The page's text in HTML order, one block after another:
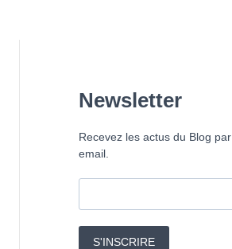
Newsletter
Recevez les actus du Blog par
email.
S'INSCRIRE